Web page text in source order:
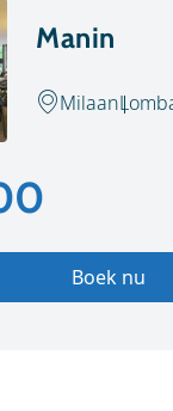
Manin
Milaan
Boek nu